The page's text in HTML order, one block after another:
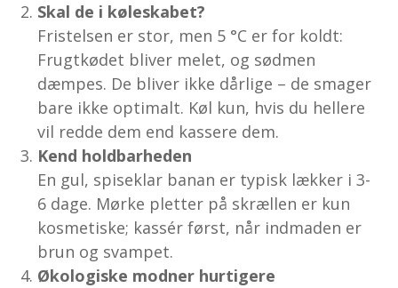
Skal de i køleskabet?
Fristelsen er stor, men 5 °C er for koldt:
Frugtkødet bliver melet, og sødmen
dæmpes. De bliver ikke dårlige – de smager
bare ikke optimalt. Køl kun, hvis du hellere
vil redde dem end kassere dem.
Kend holdbarheden
En gul, spiseklar banan er typisk lækker i 3-
6 dage. Mørke pletter på skrællen er kun
kosmetiske; kassér først, når indmaden er
brun og svampet.
Økologiske modner hurtigere